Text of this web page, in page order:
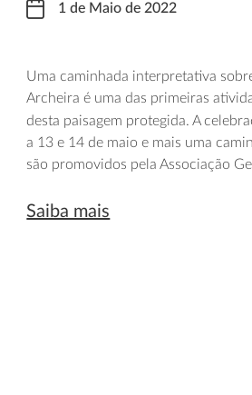
1 de Maio de 2022
Uma caminhada interpretativa
Archeira é uma das primeiras
desta paisagem protegida. A
a 13 e 14 de maio e mais uma
são promovidos pela Associação
Saiba mais